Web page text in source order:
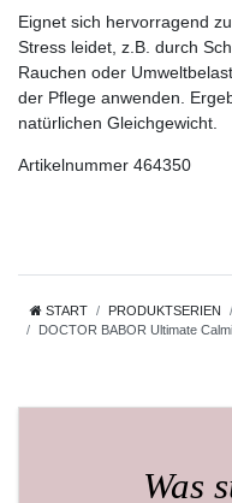
Eignet sich hervorragend
Stress leidet, z.B. durch
Rauchen oder
der Pflege anwenden.
natürlichen Gleichgewicht.
Artikelnummer 464350
START PRODUKTSERIEN
DOCTOR BABOR Ultimate
Was